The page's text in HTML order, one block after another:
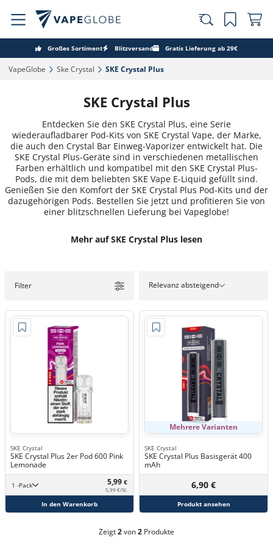
Großes Sortiment Blitzversand Gratis Lieferung ab 29€
VapeGlobe‎ Ske Crystal‎ SKE Crystal Plus‎
SKE Crystal Plus
Entdecken Sie den SKE Crystal Plus, eine Serie
wiederaufladbarer Pod-Kits von SKE Crystal Vape, der Marke,
die auch den Crystal Bar Einweg-Vaporizer entwickelt hat. Die
SKE Crystal Plus-Geräte sind in verschiedenen metallischen
Farben erhältlich und kompatibel mit den SKE Crystal Plus-
Pods, die mit dem beliebten SKE Vape E-Liquid gefüllt sind.
Genießen Sie den Komfort der SKE Crystal Plus Pod-Kits und der
dazugehörigen Pods. Bestellen Sie jetzt und profitieren Sie von
einer blitzschnellen Lieferung bei Vapeglobe!
Mehr auf SKE Crystal Plus lesen
Filter Relevanz absteigend
SKE Crystal
SKE Crystal Plus 2er Pod 600 Pink
Lemonade
1 -Pack 5,99 €
5,99 €/St.
In den Warenkorb
Mehrere Varianten
SKE Crystal
SKE Crystal Plus Basisgerät 400
mAh
6,90 €
Produkt ansehen
Zeigt2von2 Produkte